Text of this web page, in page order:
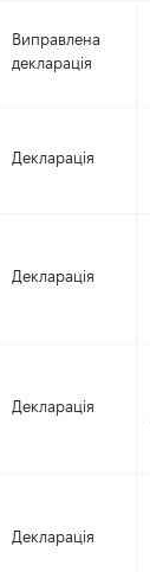
Виправлена
декларація
Декларація
Декларація
Декларація
Декларація